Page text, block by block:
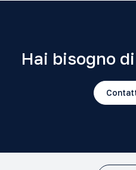
Hai bisogno